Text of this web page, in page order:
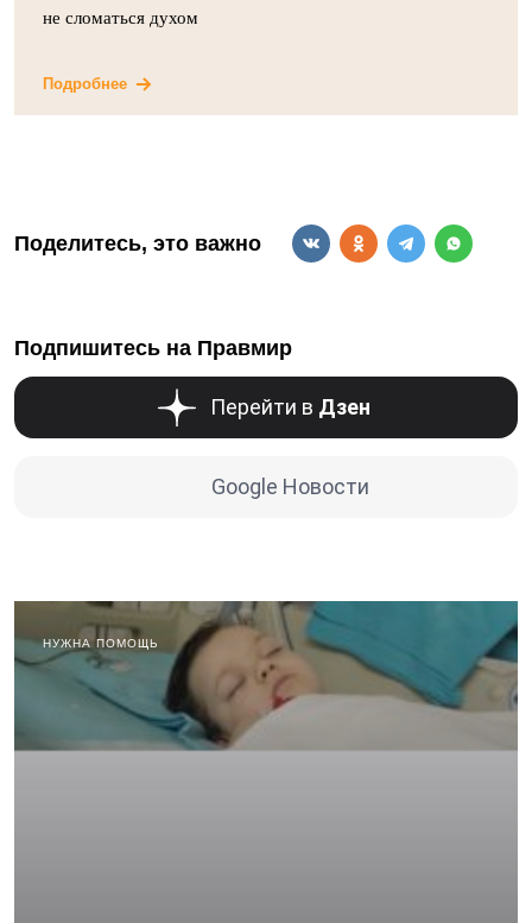
не сломаться духом
Подробнее
Поделитесь, это важно
Подпишитесь на Правмир
Перейти в Дзен
Google Новости
НУЖНА ПОМОЩЬ